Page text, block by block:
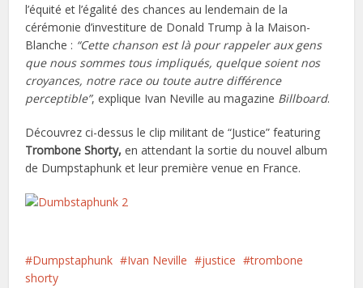
l’équité et l’égalité des chances au lendemain de la
cérémonie d’investiture de Donald Trump à la Maison-
Blanche : “Cette chanson est là pour rappeler aux gens
que nous sommes tous impliqués, quelque soient nos
croyances, notre race ou toute autre différence
perceptible”, explique Ivan Neville au magazine Billboard.
Découvrez ci-dessus le clip militant de “Justice” featuring
Trombone Shorty, en attendant la sortie du nouvel album
de Dumpstaphunk et leur première venue en France.
Dumpstaphunk Ivan Neville justice
trombone
shorty